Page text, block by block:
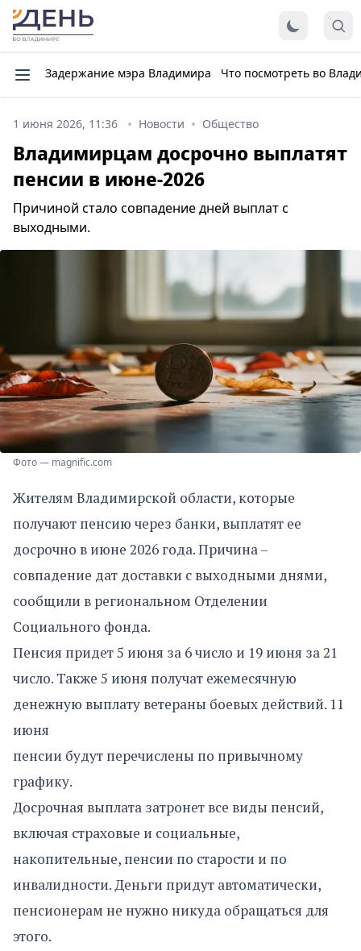
Задержание мэра Владимира Что посмотреть во
1 июня 2026, 11:36 Новости Общество
Владимирцам досрочно выплатят
пенсии в июне-2026
Причиной стало совпадение дней выплат с
выходными.
Фото — magnific.com
Жителям Владимирской области, которые
получают пенсию через банки, выплатят ее
досрочно в июне 2026 года. Причина –
совпадение дат доставки с выходными днями,
сообщили в региональном Отделении
Социального фонда.
Пенсия придет 5 июня за 6 число и 19 июня за 21
число. Также 5 июня получат ежемесячную
денежную выплату ветераны боевых действий. 11
июня
пенсии будут перечислены по привычному
графику.
Досрочная выплата затронет все виды пенсий,
включая страховые и социальные,
накопительные, пенсии по старости и по
инвалидности. Деньги придут автоматически,
пенсионерам не нужно никуда обращаться для
этого.